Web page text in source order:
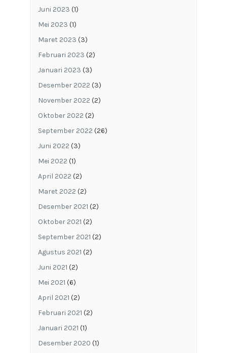
Juni 2023 (1)
Mei 2023 (1)
Maret 2023 (3)
Februari 2023 (2)
Januari 2023 (3)
Desember 2022 (3)
November 2022 (2)
Oktober 2022 (2)
September 2022 (26)
Juni 2022 (3)
Mei 2022 (1)
April 2022 (2)
Maret 2022 (2)
Desember 2021 (2)
Oktober 2021 (2)
September 2021 (2)
Agustus 2021 (2)
Juni 2021 (2)
Mei 2021 (6)
April 2021 (2)
Februari 2021 (2)
Januari 2021 (1)
Desember 2020 (1)